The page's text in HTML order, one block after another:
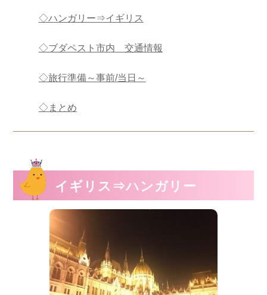
◇ハンガリー⇒イギリス
◇ブダペスト市内 交通情報
◇旅行準備～事前/当日～
◇まとめ
イギリス⇒ハンガリー